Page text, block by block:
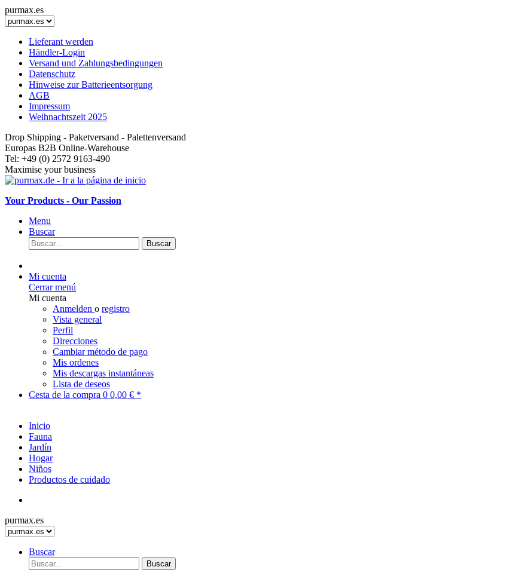
purmax.es
Lieferant werden
Händler-Login
Versand und Zahlungsbedingungen
Datenschutz
Hinweise zur Batterieentsorgung
AGB
Impressum
Weihnachtszeit 2025
Drop Shipping - Paketversand - Palettenversand
Europas B2B Online-Warehouse
Tel: +49 (0) 2572 9163-490
Maximise your business
Your Products - Our Passion
Menu
Buscar
Buscar
Mi cuenta
Cerrar menú
Mi cuenta
Anmelden o registro
Vista general
Perfil
Direcciones
Cambiar método de pago
Mis ordenes
Mis descargas instantáneas
Lista de deseos
Cesta de la compra 0 0,00 € *
Inicio
Fauna
Jardín
Hogar
Niños
Productos de cuidado
purmax.es
Buscar
Buscar